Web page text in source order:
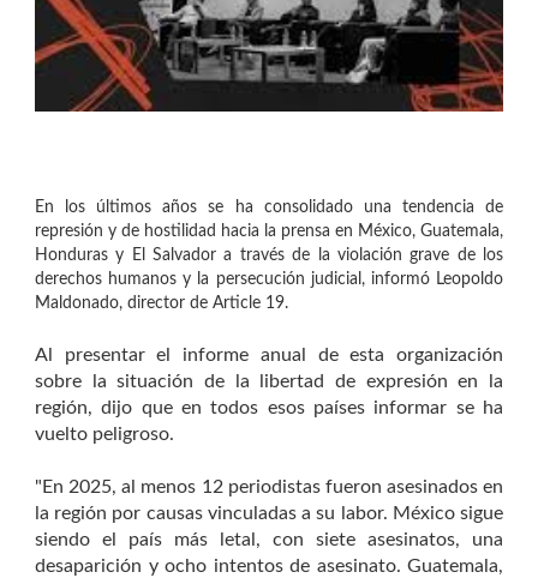
En los últimos años se ha consolidado una tendencia de
represión y de hostilidad hacia la prensa en México, Guatemala,
Honduras y El Salvador a través de la violación grave de los
derechos humanos y la persecución judicial, informó Leopoldo
Maldonado, director de Article 19.
Al presentar el informe anual de esta organización
sobre la situación de la libertad de expresión en la
región, dijo que en todos esos países informar se ha
vuelto peligroso.
"En 2025, al menos 12 periodistas fueron asesinados en
la región por causas vinculadas a su labor. México sigue
siendo el país más letal, con siete asesinatos, una
desaparición y ocho intentos de asesinato. Guatemala,